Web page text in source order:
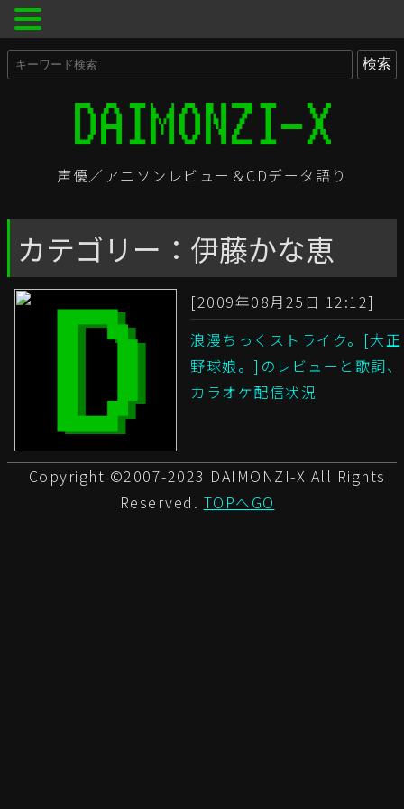
声優／アニソンレビュー＆CDデータ語り
カテゴリー：伊藤かな恵
[2009年08月25日 12:12]
浪漫ちっくストライク。[大正
野球娘。]のレビューと歌詞、
カラオケ配信状況
Copyright ©2007-2023 DAIMONZI-X All Rights
Reserved. TOPへGO